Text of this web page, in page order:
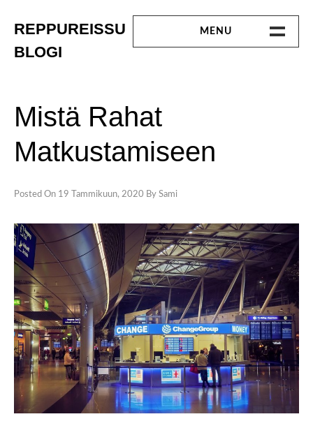
REPPUREISSU
BLOGI
MENU
Mistä Rahat
Matkustamiseen
Posted On 19 Tammikuun, 2020 By Sami